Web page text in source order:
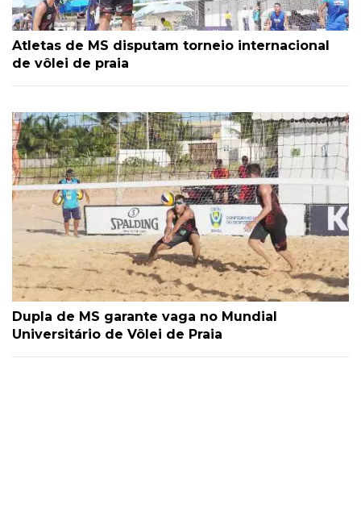
Atletas de MS disputam torneio internacional
de vôlei de praia
Dupla de MS garante vaga no Mundial
Universitário de Vôlei de Praia